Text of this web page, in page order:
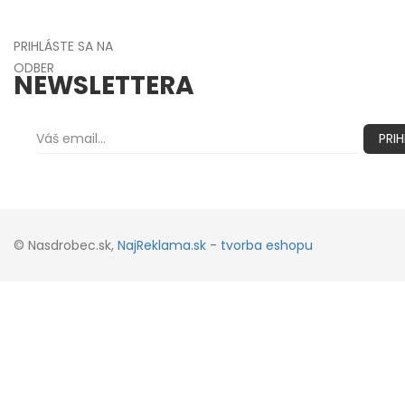
PRIHLÁSTE SA NA
ODBER
NEWSLETTERA
© Nasdrobec.sk, NajReklama.sk - tvorba eshopu